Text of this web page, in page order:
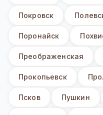
Покровск
Поронайск
Преображенская
Прокопьевск
Псков Пушкин